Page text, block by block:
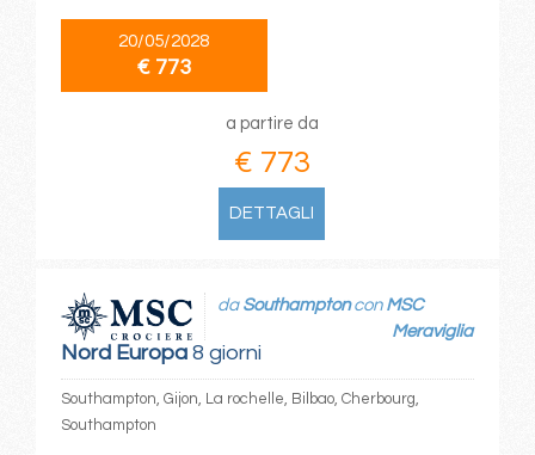
20/05/2028
€ 773
a partire da
€ 773
DETTAGLI
Nord Europa8 giorni
da Southamptoncon MSC
Meraviglia
Southampton, Gijon, La rochelle, Bilbao, Cherbourg,
Southampton